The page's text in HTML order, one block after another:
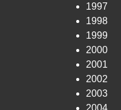
1997
1998
1999
2000
2001
2002
2003
2004